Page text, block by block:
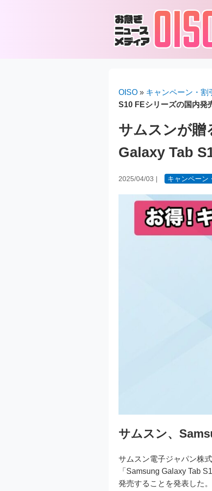
OISO » キャンペーン・割
S10 FEシリーズの国内発
サムスンが贈
Galaxy Tab
2025/04/03 | キャンペーン
サムスン、
サムスン電子ジャパン株
「Samsung Galaxy Tab
発売することを発表した